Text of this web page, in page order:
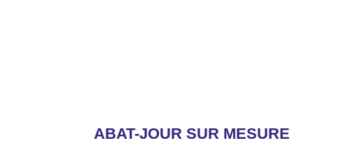
ABAT-JOUR SUR MESURE